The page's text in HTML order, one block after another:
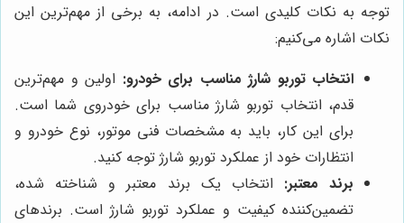
توجه به نکات کلیدی است. در ادامه، به برخی از مهم‌ترین این
نکات اشاره می‌کنیم:
انتخاب توربو شارژ مناسب برای خودرو: اولین و مهم‌ترین
قدم، انتخاب توربو شارژ مناسب برای خودروی شما است.
برای این کار، باید به مشخصات فنی موتور، نوع خودرو و
انتظارات خود از عملکرد توربو شارژ توجه کنید.
برند معتبر: انتخاب یک برند معتبر و شناخته شده،
تضمین‌کننده کیفیت و عملکرد توربو شارژ است. برندهای